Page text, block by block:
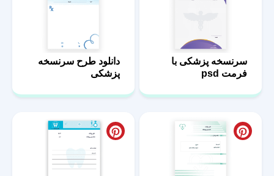
سرنسخه پزشکی با
فرمت psd
دانلود طرح سرنسخه
پزشکی